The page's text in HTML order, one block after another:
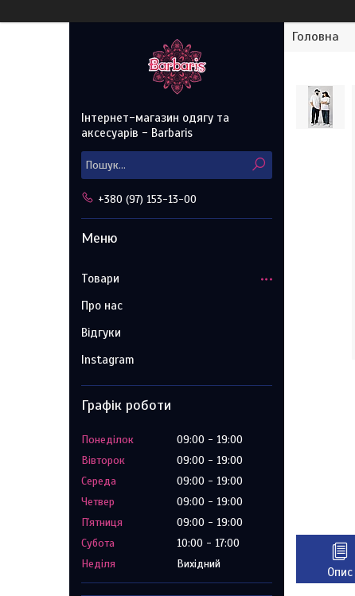
Головна
Опис
Інтернет-магазин одягу та
аксесуарів - Barbaris
+380 (97) 153-13-00
Товари
Про нас
Відгуки
Instagram
Графік роботи
Понеділок 09:00
19:00
Вівторок
09:00
19:00
Середа
09:00
19:00
Четвер
09:00
19:00
Пʼятниця
09:00
19:00
Субота
10:00
17:00
Неділя
Вихідний